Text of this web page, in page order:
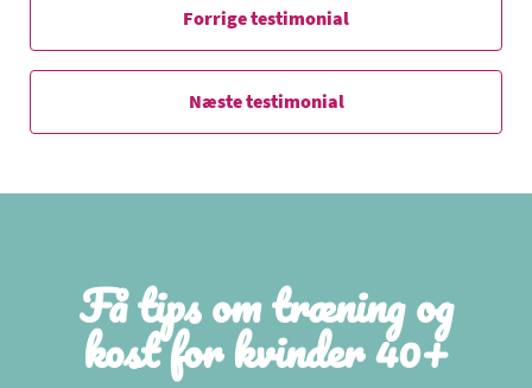
Forrige testimonial
Næste testimonial
Få tips om træning og
kost for kvinder 40+